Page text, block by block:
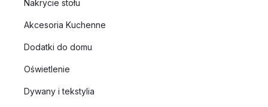
Nakrycie stołu
Akcesoria Kuchenne
Dodatki do domu
Oświetlenie
Dywany i tekstylia